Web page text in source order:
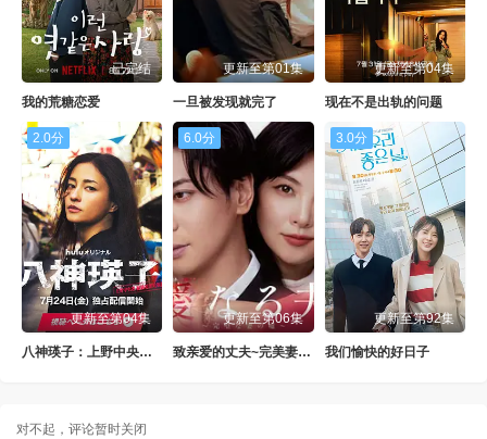
已完结
我的荒糖恋爱
更新至第01集
一旦被发现就完了
更新至第04集
现在不是出轨的问题
2.0分
更新至第04集
八神瑛子：上野中央署组织犯罪对策课
6.0分
更新至第06集
致亲爱的丈夫~完美妻子的谎言~
3.0分
更新至第92集
我们愉快的好日子
对不起，评论暂时关闭